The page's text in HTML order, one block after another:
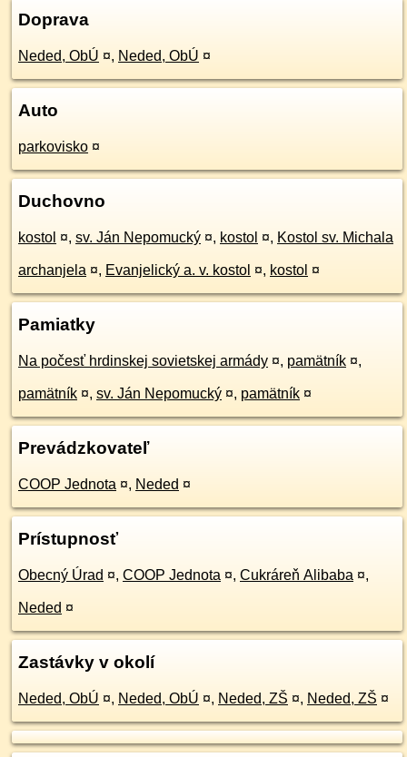
Doprava
Neded, ObÚ ¤, Neded, ObÚ ¤
Auto
parkovisko ¤
Duchovno
kostol ¤, sv. Ján Nepomucký ¤, kostol ¤, Kostol sv. Michala
archanjela ¤, Evanjelický a. v. kostol ¤, kostol ¤
Pamiatky
Na počesť hrdinskej sovietskej armády ¤, pamätník ¤,
pamätník ¤, sv. Ján Nepomucký ¤, pamätník ¤
Prevádzkovateľ
COOP Jednota ¤, Neded ¤
Prístupnosť
Obecný Úrad ¤, COOP Jednota ¤, Cukráreň Alibaba ¤,
Neded ¤
Zastávky v okolí
Neded, ObÚ ¤, Neded, ObÚ ¤, Neded, ZŠ ¤, Neded, ZŠ ¤